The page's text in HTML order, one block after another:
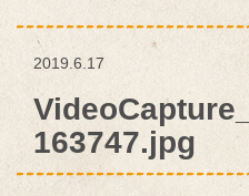
2019.6.17
163747.jpg